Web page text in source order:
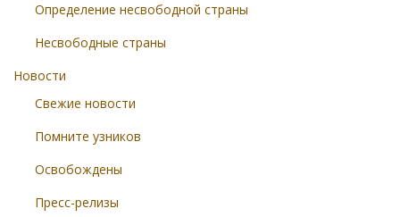
Определение несвободной страны
Несвободные страны
Новости
Свежие новости
Помните узников
Освобождены
Пресс-релизы